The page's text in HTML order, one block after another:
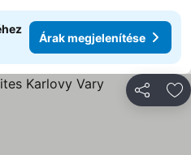
Árak megjelenítése